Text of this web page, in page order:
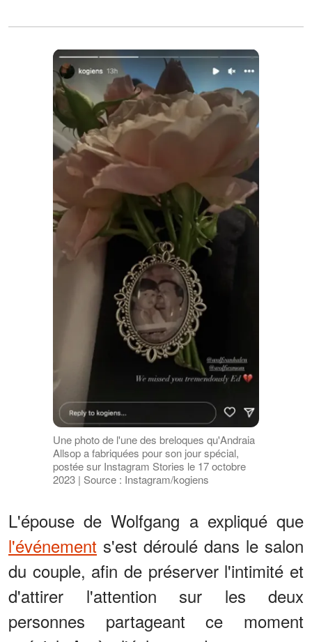
Une photo de l'une des breloques qu'Andraia
Allsop a fabriquées pour son jour spécial,
postée sur Instagram Stories le 17 octobre
2023 | Source : Instagram/kogiens
L'épouse de Wolfgang a expliqué que
l'événement s'est déroulé dans le salon
du couple, afin de préserver l'intimité et
d'attirer l'attention sur les deux
personnes partageant ce moment